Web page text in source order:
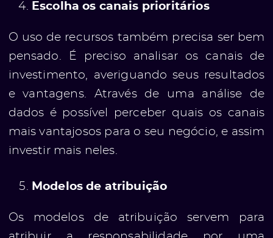
Escolha os canais prioritários
O uso de recursos também precisa ser bem
pensado. É preciso analisar os canais de
investimento, averiguando seus resultados
e vantagens.
Através de uma análise de
dados é possível perceber quais os canais
mais vantajosos para o seu negócio, e assim
investir mais neles.
Modelos de atribuição
Os modelos de atribuição servem para